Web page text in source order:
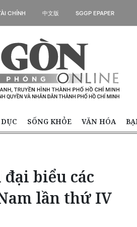
CHÍNH 中文版 SGGP EPAPER
SỐNG KHỎE VĂN HÓA
biểu các
lần thứ IV